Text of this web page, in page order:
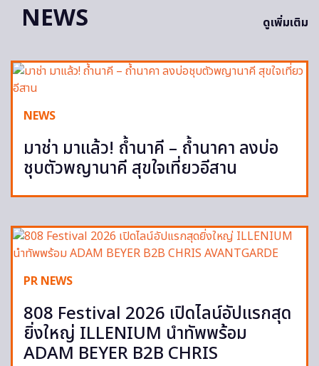
NEWS
ดูเพิ่มเติม
NEWS
มาช่า มาแล้ว! ถ้ำนาคี – ถ้ำนาคา ลงบ่อ
ชุบตัวพญานาคี สุขใจเที่ยวอีสาน
PR NEWS
808 Festival 2026 เปิดไลน์อัปแรกสุด
ยิ่งใหญ่ ILLENIUM นำทัพพร้อม
ADAM BEYER B2B CHRIS